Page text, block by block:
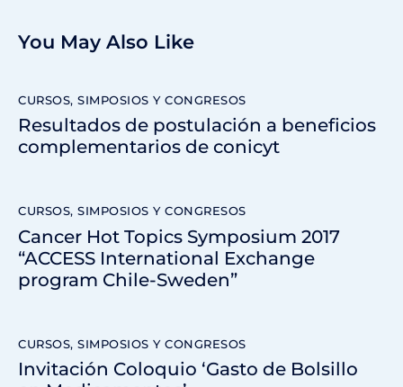
You May Also Like
CURSOS, SIMPOSIOS Y CONGRESOS
Resultados de postulación a beneficios
complementarios de conicyt
CURSOS, SIMPOSIOS Y CONGRESOS
Cancer Hot Topics Symposium 2017
“ACCESS International Exchange
program Chile-Sweden”
CURSOS, SIMPOSIOS Y CONGRESOS
Invitación Coloquio ‘Gasto de Bolsillo